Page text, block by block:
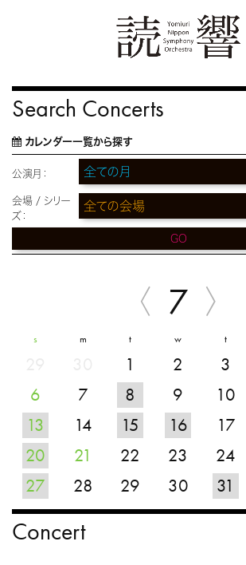
Search Concerts
カレンダー一覧から探す
公演月：
会場 / シリー
ズ：
GO
7
s m t w t
1 2 3
6
7 8 9 10
13
14 15 16 17
20
21 22 23 24
27
28 29 30 31
Concert